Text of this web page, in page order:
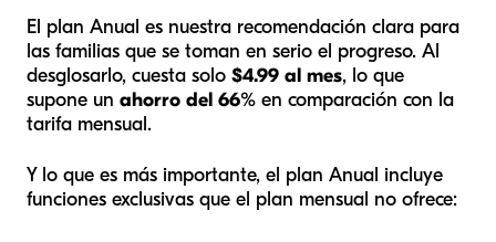
El plan Anual es nuestra recomendación clara para
las familias que se toman en serio el progreso. Al
desglosarlo, cuesta solo $4.99 al mes, lo que
supone un ahorro del 66% en comparación con la
tarifa mensual.
Y lo que es más importante, el plan Anual incluye
funciones exclusivas que el plan mensual no ofrece: